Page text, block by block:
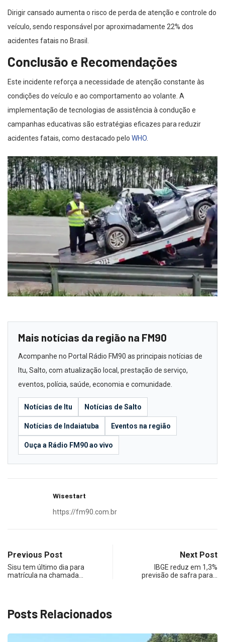
Dirigir cansado aumenta o risco de perda de atenção e controle do
veículo, sendo responsável por aproximadamente 22% dos
acidentes fatais no Brasil.
Conclusão e Recomendações
Este incidente reforça a necessidade de atenção constante às
condições do veículo e ao comportamento ao volante. A
implementação de tecnologias de assistência à condução e
campanhas educativas são estratégias eficazes para reduzir
acidentes fatais, como destacado pelo WHO
Mais notícias da região na FM90
Acompanhe no Portal Rádio FM90 as principais notícias de
Itu, Salto, com atualização local, prestação de serviço,
eventos, polícia, saúde, economia e comunidade.
Notícias de Itu Notícias de Salto
Notícias de Indaiatuba Eventos na região
Ouça a Rádio FM90 ao vivo
Wisestart
https://fm90.com.br
Previous Post
Sisu tem último dia para
matrícula na chamada…
Next Post
IBGE reduz em 1,3%
previsão de safra para…
Posts Relacionados